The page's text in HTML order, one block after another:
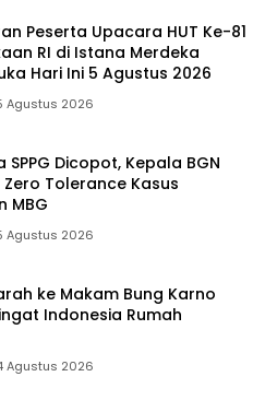
Peserta Upacara HUT Ke-81
RI di Istana Merdeka
Hari Ini 5 Agustus 2026
Agustus 2026
SPPG Dicopot, Kepala BGN
Tolerance Kasus
MBG
Agustus 2026
ke Makam Bung Karno
Indonesia Rumah
Agustus 2026